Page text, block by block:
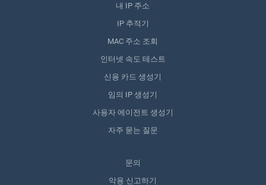
내 IP 주소
IP 추적기
MAC 주소 조회
인터넷 속도 테스트
신용 카드 생성기
임의 IP 생성기
사용자 에이전트 생성기
자주 묻는 질문
문의
악용 신고하기